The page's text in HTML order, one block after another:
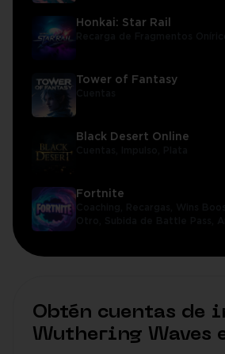
Honkai: Star Rail
Tower of Fantasy
Black Desert Online
Fortnite
Obtén cuentas de
Wuthering Waves